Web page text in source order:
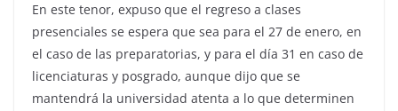
En este tenor, expuso que el regreso a clases
presenciales se espera que sea para el 27 de enero, en
el caso de las preparatorias, y para el día 31 en caso de
licenciaturas y posgrado, aunque dijo que se
mantendrá la universidad atenta a lo que determinen